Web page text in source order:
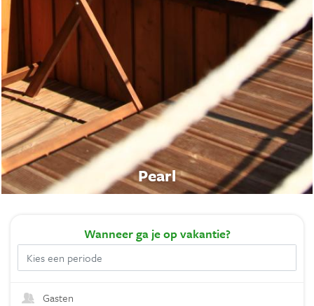
Pearl
Wanneerga je op vakantie?
Gasten